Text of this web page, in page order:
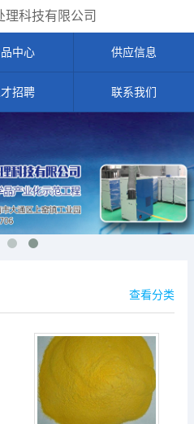
理科技有限公司
中心 供应信息
招聘 联系我们
查看分类